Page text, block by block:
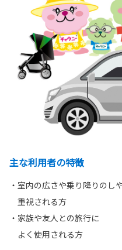
主な利用者の特徴
・室内の広さや乗り降りのし
重視される方
・家族や友人との旅行に
よく使用される方